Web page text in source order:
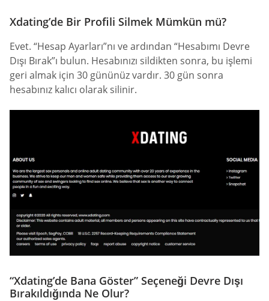
Xdating’de Bir Profili Silmek Mümkün mü?
Evet. “Hesap Ayarları”nı ve ardından “Hesabımı Devre
Dışı Bırak”ı bulun. Hesabınızı sildikten sonra, bu işlemi
geri almak için 30 gününüz vardır. 30 gün sonra
hesabınız kalıcı olarak silinir.
“Xdating’de Bana Göster” Seçeneği Devre Dışı
Bırakıldığında Ne Olur?